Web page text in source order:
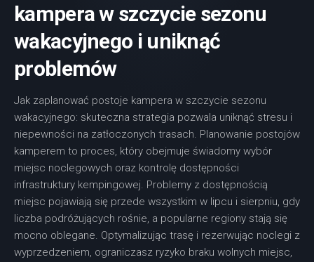
kampera w szczycie sezonu
wakacyjnego i uniknąć
problemów
Jak zaplanować postoje kampera w szczycie sezonu
wakacyjnego: skuteczna strategia pozwala uniknąć stresu i
niepewności na zatłoczonych trasach. Planowanie postojów
kamperem to proces, który obejmuje świadomy wybór
miejsc noclegowych oraz kontrolę dostępności
infrastruktury kempingowej. Problemy z dostępnością
miejsc pojawiają się przede wszystkim w lipcu i sierpniu, gdy
liczba podróżujących rośnie, a popularne regiony stają się
mocno oblegane. Optymalizując trasę i rezerwując noclegi z
wyprzedzeniem, ograniczasz ryzyko braku wolnych miejsc,